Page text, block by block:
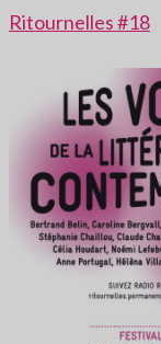
Ritournelles #18